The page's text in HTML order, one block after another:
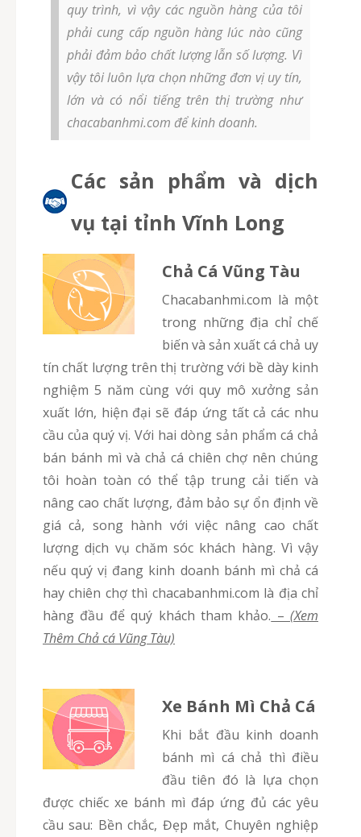
quy trình, vì vậy các nguồn hàng của tôi
phải cung cấp nguồn hàng lúc nào cũng
phải đảm bảo chất lượng lẫn số lượng. Vì
vậy tôi luôn lựa chọn những đơn vị uy tín,
lớn và có nổi tiếng trên thị trường như
chacabanhmi.com để kinh doanh.
Các sản phẩm và dịch
vụ tại tỉnh Vĩnh Long
Chả Cá Vũng Tàu
chacabanhmi.com là một
trong những địa chỉ chế
biến và sản xuất cá chả uy
tín chất lượng trên thị trường với bề dày kinh
nghiệm 5 năm cùng với quy mô xưởng sản
xuất lớn, hiện đại sẽ đáp ứng tất cả các nhu
cầu của quý vị. Với hai dòng sản phẩm cá chả
bán bánh mì và chả cá chiên chợ nên chúng
tôi hoàn toàn có thể tập trung cải tiến và
nâng cao chất lượng, đảm bảo sự ổn định về
giá cả, song hành với việc nâng cao chất
lượng dịch vụ chăm sóc khách hàng. Vì vậy
nếu quý vị đang kinh doanh bánh mì chả cá
hay chiên chợ thì chacabanhmi.com là địa chỉ
hàng đầu để quý khách tham khảo. – (Xem
Thêm Chả cá Vũng Tàu)
Xe Bánh Mì Chả Cá
Khi bắt đầu kinh doanh
bánh mì cá chả thì điều
đầu tiên đó là lựa chọn
được chiếc xe bánh mì đáp ứng đủ các yêu
cầu sau: Bền chắc, Đẹp mắt, Chuyên nghiệp